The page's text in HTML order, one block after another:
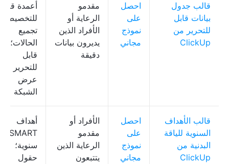
قالب جدول
بيانات قابل
للتحرير من
ClickUp
احصل
على
نموذج
مجاني
مقدمو
الرعاية أو
الأفراد الذين
يديرون بيانات
دقيقة
أعمدة
للتخصيص؛
تجميع
الحالات؛
قابل
للتحرير في
عرض
الشبكة
قالب الأهداف
السنوية للياقة
البدنية من
ClickUp
احصل
على
نموذج
مجاني
الأفراد أو
مقدمو
الرعاية الذين
يتتبعون
أهداف
SMART
سنوية؛
حقول